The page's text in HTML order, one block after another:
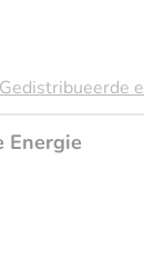
Gedistribueerde
Energie